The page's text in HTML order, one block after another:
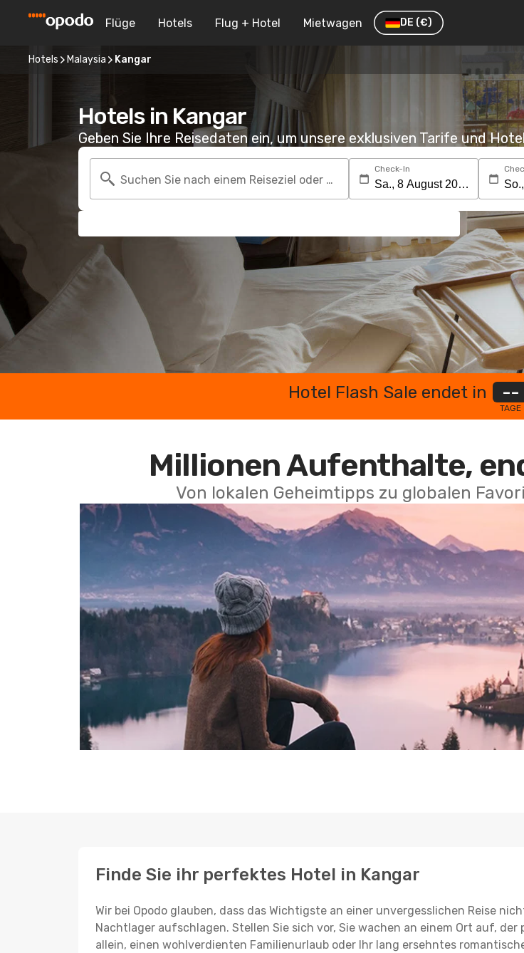
Flüge Hotels Flug + Hotel Mietwagen DE (€)
Hotels Malaysia Kangar
Hotels in Kangar
Geben Sie Ihre Reisedaten ein, um unsere exklusiven Tarife und
Suchen Sie nach einem Reiseziel oder Hotel
Check-In
Hotel Flash Sale endet in --
TAGE
Millionen Aufenthalte,
Von lokalen Geheimtipps zu globalen
Finde Sie ihr perfektes Hotel in Kangar
Wir bei Opodo glauben, dass das Wichtigste an einer unvergesslichen Reise
Nachtlager aufschlagen. Stellen Sie sich vor, Sie wachen an einem Ort auf,
allein, einen wohlverdienten Familienurlaub oder Ihr lang ersehntes